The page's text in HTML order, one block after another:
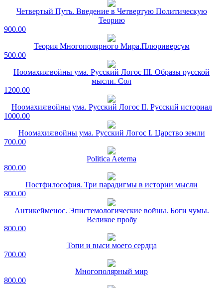
Четвертый Путь. Введение в Четвертую Политическую
Теорию
900.00
Теория Многополярного Мира.Плюриверсум
500.00
Ноомахия:войны ума. Русский Логос III. Образы русской
мысли. Сол
1200.00
Ноомахия:войны ума. Русский Логос II. Русский историал
1000.00
Ноомахия:войны ума. Русский Логос I. Царство земли
700.00
Politica Aeterna
800.00
Постфилософия. Три парадигмы в истории мысли
800.00
Антикейменос. Эпистемологические войны. Боги чумы.
Великое пробу
800.00
Топи и выси моего сердца
700.00
Многополярный мир
800.00